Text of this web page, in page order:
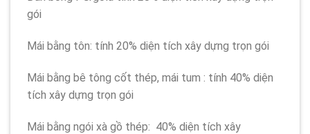
gói
Mái bằng tôn: tính 20% diện tích xây dựng trọn gói
Mái bằng bê tông cốt thép, mái tum : tính 40% diện
tích xây dựng trọn gói
Mái bằng ngói xà gồ thép: 40% diện tích xây